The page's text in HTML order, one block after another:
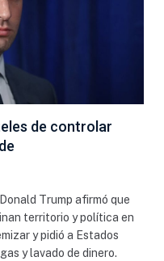
de controlar
Trump afirmó que
territorio y política en
y pidió a Estados
y lavado de dinero.